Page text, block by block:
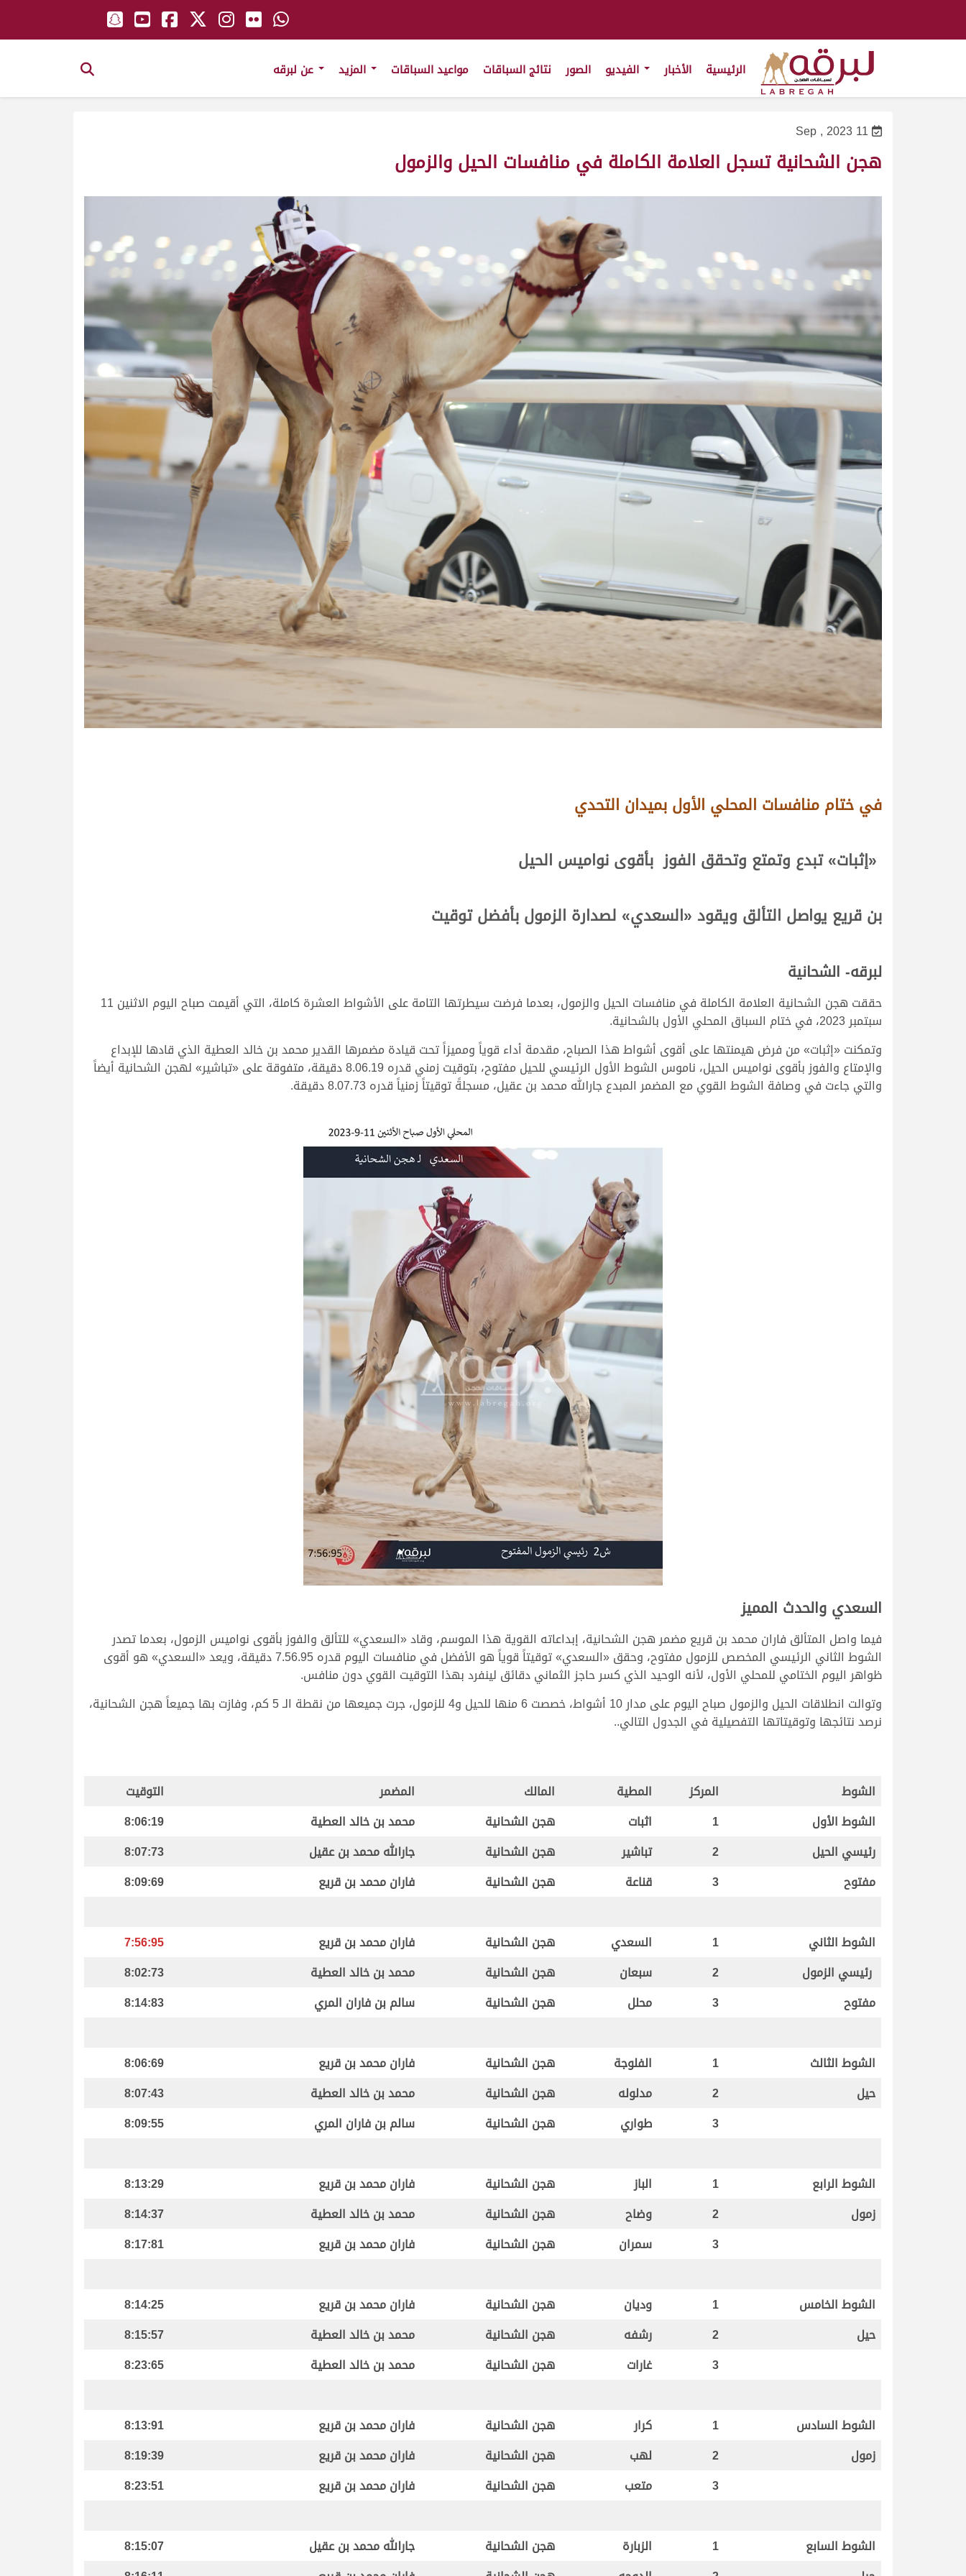
الرئيسية الأخبار الصور نتائج السباقات مواعيد السباقات
11 Sep , 2023
هجن الشحانية تسجل العلامة الكاملة في منافسات الحيل والزمول
في ختام منافسات المحلي الأول بميدان التحدي
«إثبات» تبدع وتمتع وتحقق الفوز بأقوى نواميس الحيل
بن قريع يواصل التألق ويقود «السعدي» لصدارة الزمول بأفضل توقيت
لبرقه- الشحانية
حققت هجن الشحانية العلامة الكاملة في منافسات الحيل والزمول، بعدما فرضت سيطرتها التامة على الأشواط العشرة كاملة، التي أقيمت صباح اليوم الاثنين 11
سبتمبر 2023، في ختام السباق المحلي الأول بالشحانية.
وتمكنت «إثبات» من فرض هيمنتها على أقوى أشواط هذا الصباح، مقدمة أداء قوياً ومميزاً تحت قيادة مضمرها القدير محمد بن خالد العطية الذي قادها للإبداع
والإمتاع والفوز بأقوى نواميس الحيل، ناموس الشوط الأول الرئيسي للحيل مفتوح، بتوقيت زمني قدره 8.06.19 دقيقة، متفوقة على «تباشير» لهجن الشحانية أيضاً
والتي جاءت في وصافة الشوط القوي مع المضمر المبدع جارالله محمد بن عقيل، مسجلةً توقيتاً زمنياً قدره 8.07.73 دقيقة.
السعدي والحدث المميز
فيما واصل المتألق فاران محمد بن قريع مضمر هجن الشحانية، إبداعاته القوية هذا الموسم، وقاد «السعدي» للتألق والفوز بأقوى نواميس الزمول، بعدما تصدر
الشوط الثاني الرئيسي المخصص للزمول مفتوح، وحقق «السعدي» توقيتاً قوياً هو الأفضل في منافسات اليوم قدره 7.56.95 دقيقة، ويعد «السعدي» هو أقوى
ظواهر اليوم الختامي للمحلي الأول، لأنه الوحيد الذي كسر حاجز الثماني دقائق لينفرد بهذا التوقيت القوي دون منافس.
وتوالت انطلاقات الحيل والزمول صباح اليوم على مدار 10 أشواط، خصصت 6 منها للحيل و4 للزمول، جرت جميعها من نقطة الـ 5 كم، وفازت بها جميعاً هجن الشحانية،
نرصد نتائجها وتوقيتاتها التفصيلية في الجدول التالي..
الشوط المركز المطية المالك المضمر
التوقيت
الشوط الأول
1 اثبات هجن الشحانية محمد بن خالد العطية
8:06:19
رئيسي الحيل
2 تباشير هجن الشحانية جارالله محمد بن عقيل
8:07:73
مفتوح
3 قناعة هجن الشحانية فاران محمد بن قريع 8:09:69
الشوط الثاني 1 السعدي هجن الشحانية فاران محمد بن قريع
7:56:95
رئيسي الزمول
2 سبعان هجن الشحانية محمد بن خالد العطية
8:02:73
مفتوح
3 محلل هجن الشحانية سالم بن فاران المري 8:14:83
الشوط الثالث 1 الفلوجة هجن الشحانية فاران محمد بن قريع
8:06:69
حيل
2 مدلوله هجن الشحانية محمد بن خالد العطية
8:07:43
3
طواري هجن الشحانية سالم بن فاران المري 8:09:55
الشوط الرابع 1 الباز هجن الشحانية فاران محمد بن قريع
8:13:29
زمول
2 وضاح هجن الشحانية محمد بن خالد العطية
8:14:37
3
سمران هجن الشحانية فاران محمد بن قريع 8:17:81
الشوط الخامس 1 وديان هجن الشحانية فاران محمد بن قريع
8:14:25
حيل
2 رشفه هجن الشحانية محمد بن خالد العطية
8:15:57
3
غارات هجن الشحانية محمد بن خالد العطية 8:23:65
الشوط السادس 1 كرار هجن الشحانية فاران محمد بن قريع
8:13:91
زمول
2 لهب هجن الشحانية فاران محمد بن قريع
8:19:39
3
متعب هجن الشحانية فاران محمد بن قريع 8:23:51
الشوط السابع 1 الزبارة هجن الشحانية جارالله محمد بن عقيل
8:15:07